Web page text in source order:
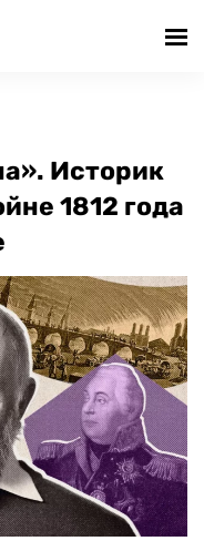
Историк
1812 года